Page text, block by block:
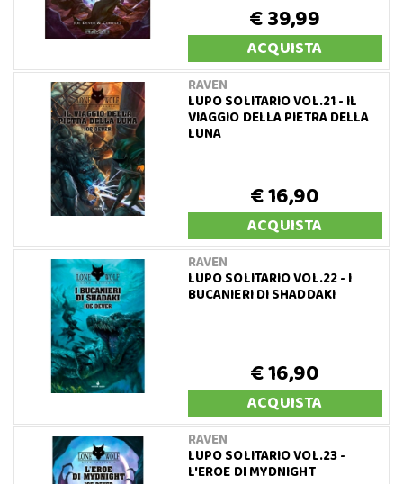
€ 39,99
ACQUISTA
RAVEN
LUPO SOLITARIO VOL.21 - IL
VIAGGIO DELLA PIETRA DELLA
LUNA
€ 16,90
ACQUISTA
RAVEN
LUPO SOLITARIO VOL.22 - I
BUCANIERI DI SHADDAKI
€ 16,90
ACQUISTA
RAVEN
LUPO SOLITARIO VOL.23 -
L'EROE DI MYDNIGHT